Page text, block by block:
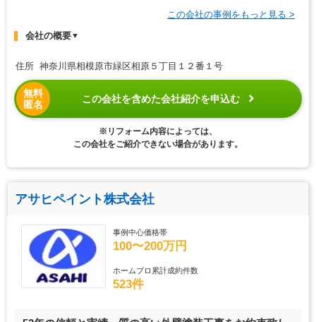
この会社の事例をもっと見る >
会社の概要▼
住所 神奈川県相模原市緑区相原５丁目１２番１号
無料
匿名
この会社を含めた会社紹介を申込む
※リフォーム内容によっては、
この会社をご紹介できない場合があります。
アサヒペイント株式会社
事例中心価格帯
100〜200万円
ホームプロ累計成約件数
523件